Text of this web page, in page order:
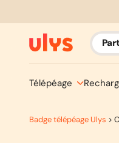
Télépéage
Badge télépéage Ulys >